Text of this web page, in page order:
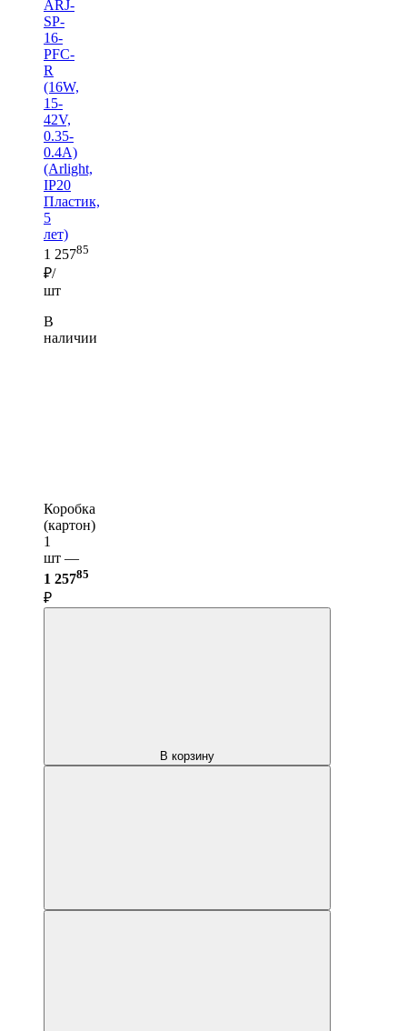
ARJ-
SP-
16-
PFC-
R
(16W,
15-
42V,
0.35-
0.4A)
(Arlight,
IP20
Пластик,
5
лет)
1 25785
₽/
шт
В
наличии
Коробка
(картон)
1
шт —
1 25785
₽
В корзину